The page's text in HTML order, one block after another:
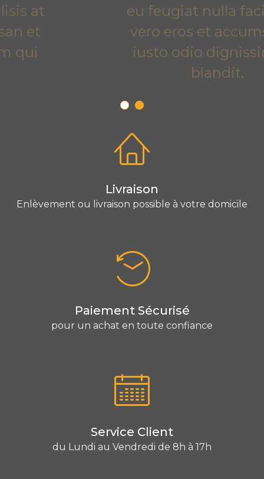
eu feugiat nulla facilisis at
vero eros et accumsan et
iusto odio dignissim qui
Livraison
Enlèvement ou livraison possible à votre domicile
Paiement Sécurisé
pour un achat en toute confiance
Service Client
du Lundi au Vendredi de 8h à 17h